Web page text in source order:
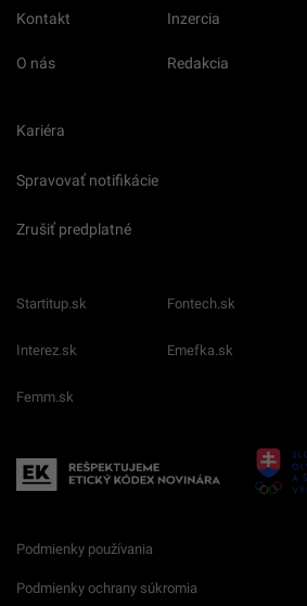
Kontakt Inzercia
O nás Redakcia
Kariéra
Spravovať notifikácie
Zrušiť predplatné
Startitup.sk Fontech.sk
Interez.sk Emefka.sk
Femm.sk
Podmienky používania
Podmienky ochrany súkromia